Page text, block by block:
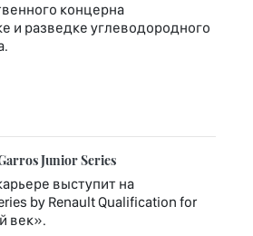
концерна
и разведке углеводородного
Junior Series
выступит на
by Renault Qualification for
век».